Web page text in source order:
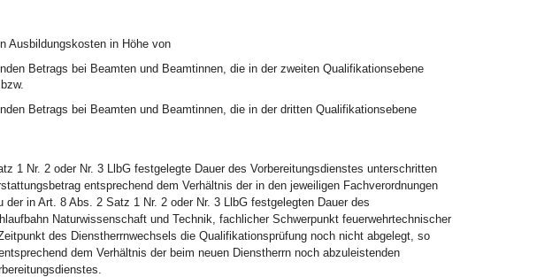
Ausbildungskosten in Höhe von
Betrags bei Beamten und Beamtinnen, die in der zweiten Qualifikationsebene
Betrags bei Beamten und Beamtinnen, die in der dritten Qualifikationsebene
1 Nr. 2 oder Nr. 3 LlbG festgelegte Dauer des Vorbereitungsdienstes unterschritten
entsprechend dem Verhältnis der in den jeweiligen Fachverordnungen
in Art. 8 Abs. 2 Satz 1 Nr. 2 oder Nr. 3 LlbG festgelegten Dauer des
Naturwissenschaft und Technik, fachlicher Schwerpunkt feuerwehrtechnischer
des Dienstherrnwechsels die Qualifikationsprüfung noch nicht abgelegt, so
dem Verhältnis der beim neuen Dienstherrn noch abzuleistenden